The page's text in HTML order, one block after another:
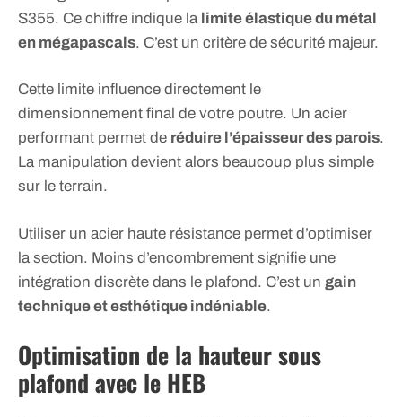
S355. Ce chiffre indique la limite élastique du métal
en mégapascals. C’est un critère de sécurité majeur.
Cette limite influence directement le
dimensionnement final de votre poutre. Un acier
performant permet de réduire l’épaisseur des parois.
La manipulation devient alors beaucoup plus simple
sur le terrain.
Utiliser un acier haute résistance permet d’optimiser
la section. Moins d’encombrement signifie une
intégration discrète dans le plafond. C’est un gain
technique et esthétique indéniable.
Optimisation de la hauteur sous
plafond avec le HEB